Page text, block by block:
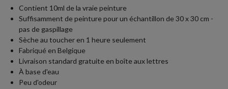
Contient 10ml de la vraie peinture
Suffisamment de peinture pour un échantillon de 30 x 30 cm -
pas de gaspillage
Sèche au toucher en 1 heure seulement
Fabriqué en Belgique
Livraison standard gratuite en boîte aux lettres
À base d'eau
Peu d'odeur